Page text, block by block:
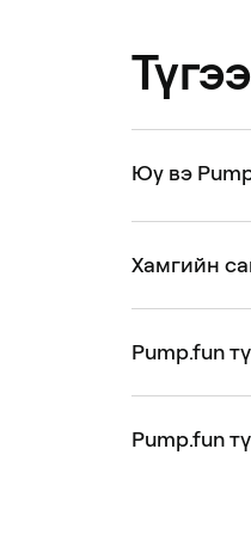
Юу вэ
Хамгийн
Pump.fun
Pump.fun